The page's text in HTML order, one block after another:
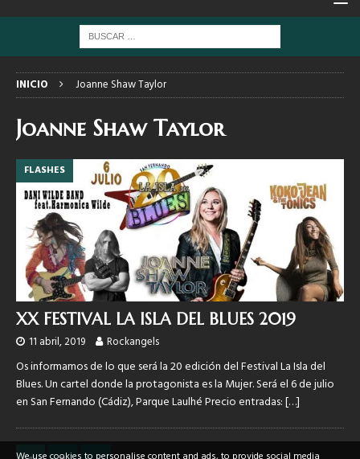
INICIO Joanne Shaw Taylor
Joanne Shaw Taylor
FLASHES
XX FESTIVAL LA ISLA DEL BLUES 2019
11 abril, 2019 Rockangels
Os informamos de lo que será la 20 edición del Festival La Isla del
Blues. Un cartel donde la protagonista es la Mujer. Será el 6 de julio
en San Fernando (Cádiz), Parque Laulhé Precio entradas:[…]